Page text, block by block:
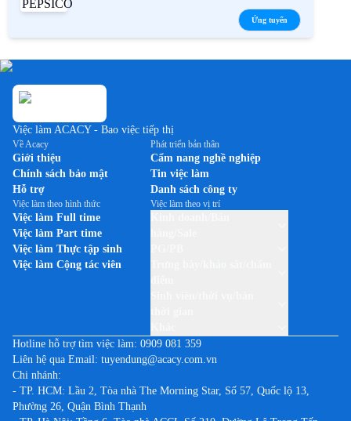
Ứng tuyển
Việc làm ACACY - Bao việc tiếp thị
Về Acacy
Giới thiệu
Chính sách bảo mật
Hỗ trợ
Phát triển bản thân
Cẩm nang nghề nghiệp
Tin việc làm
Danh sách công ty
Việc làm theo hình thức
Việc làm Full time
Việc làm Part time
Việc làm Thực tập sinh
Việc làm Cộng tác viên
Việc làm theo vị trí
Hotline hỗ trợ tìm việc làm: 0909 081 359
Liên hệ qua Email: tuyendung@acacy.com.vn
Chi nhánh:
- TP. HCM: Lầu 2, Tòa nhà The Morning Star, Số 57, Quốc lộ 13,
Phường 26, Quận Bình Thạnh